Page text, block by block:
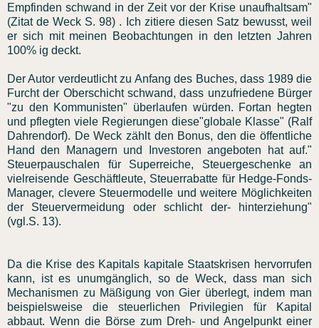
Empfinden schwand in der Zeit vor der Krise unaufhaltsam"
(Zitat de Weck S. 98) . Ich zitiere diesen Satz bewusst, weil
er sich mit meinen Beobachtungen in den letzten Jahren
100% ig deckt.
Der Autor verdeutlicht zu Anfang des Buches, dass 1989 die
Furcht der Oberschicht schwand, dass unzufriedene Bürger
"zu den Kommunisten" überlaufen würden. Fortan hegten
und pflegten viele Regierungen diese"globale Klasse" (Ralf
Dahrendorf). De Weck zählt den Bonus, den die öffentliche
Hand den Managern und Investoren angeboten hat auf."
Steuerpauschalen für Superreiche, Steuergeschenke an
vielreisende Geschäftleute, Steuerrabatte für Hedge-Fonds-
Manager, clevere Steuermodelle und weitere Möglichkeiten
der Steuervermeidung oder schlicht der- hinterziehung"
(vgl.S. 13).
Da die Krise des Kapitals kapitale Staatskrisen hervorrufen
kann, ist es unumgänglich, so de Weck, dass man sich
Mechanismen zu Mäßigung von Gier überlegt, indem man
beispielsweise die steuerlichen Privilegien für Kapital
abbaut. Wenn die Börse zum Dreh- und Angelpunkt einer